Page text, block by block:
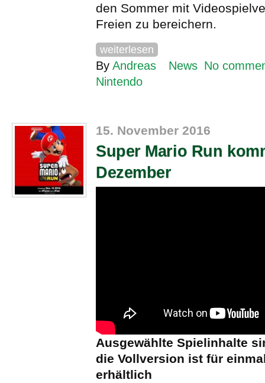
den Sommer mit
Freien zu bereichern.
weiterlesen
By Andreas News No
Nintendo
15. November 2016
Super Mario Run
Dezember
Ausgewählte Spielinhalte
die Vollversion ist für
erhältlich